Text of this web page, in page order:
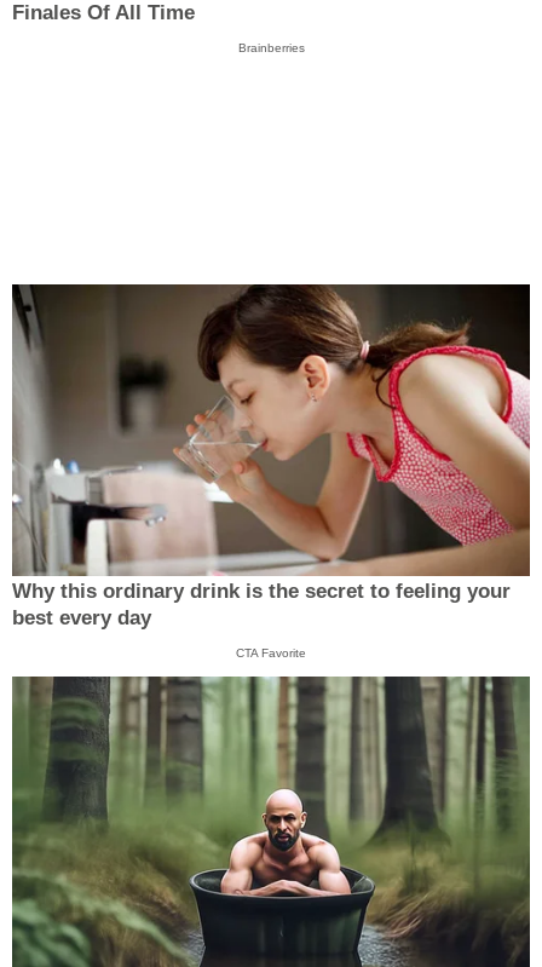
Finales Of All Time
Brainberries
Why this ordinary drink is the secret to feeling your
best every day
CTA Favorite